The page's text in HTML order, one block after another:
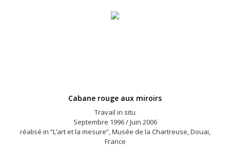
Cabane rouge aux miroirs
Travail in situ
Septembre 1996 / Juin 2006
réalisé in “L’art et la mesure”, Musée de la Chartreuse, Douai,
France